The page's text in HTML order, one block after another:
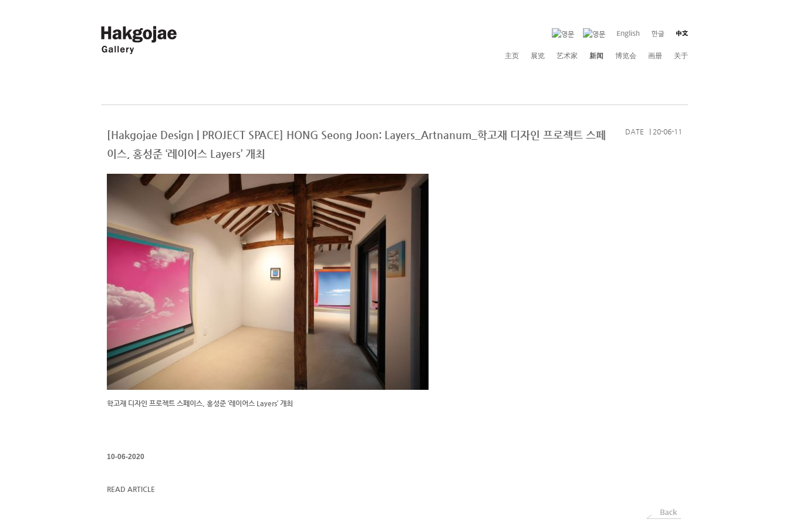
主页 展览 艺术家 新闻 博览会 画册 关于
[Hakgojae Design | PROJECT SPACE] HONG Seong Joon: Layers_Artnanum_학고재 디자인 프로젝트 스페
이스, 홍성준 ‘레이어스 Layers’ 개최
DATE | 20-06-11
학고재 디자인 프로젝트 스페이스, 홍성준 ‘레이어스 Layers’ 개최
10-06-2020
READ ARTICLE